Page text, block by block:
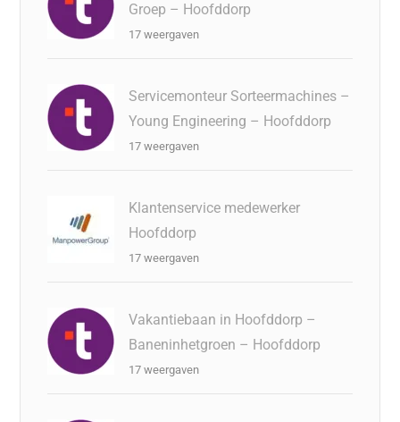
Groep – Hoofddorp
17 weergaven
Servicemonteur Sorteermachines –
Young Engineering – Hoofddorp
17 weergaven
Klantenservice medewerker
Hoofddorp
17 weergaven
Vakantiebaan in Hoofddorp –
Baneninhetgroen – Hoofddorp
17 weergaven